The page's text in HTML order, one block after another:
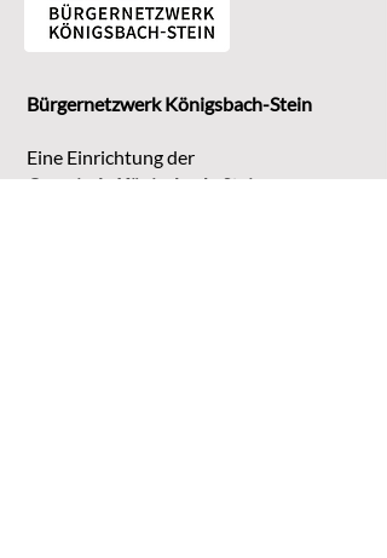
Bürgernetzwerk Königsbach-Stein
Eine Einrichtung der
Gemeinde Königsbach-Stein